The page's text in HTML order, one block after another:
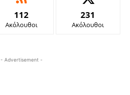
112
Ακόλουθοι
231
Ακόλουθοι
- Advertisement -